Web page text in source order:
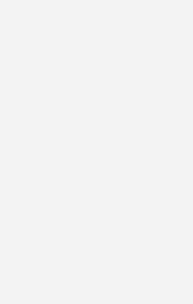
auslegen oder anwenden. Dass dies
nationale oder europäische
Grundprinzipien der Autonomie des EU-
des EuGH-Urteils
Feest, Kanzlei Engel und Feest,